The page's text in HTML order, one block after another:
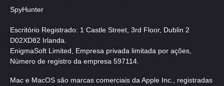
SpyHunter
Escritório Registrado: 1 Castle Street, 3rd Floor, Dublin 2
D02XD82 Irlanda.
EnigmaSoft Limited, Empresa privada limitada por ações,
Número de registro da empresa 597114.
Mac e MacOS são marcas comerciais da Apple Inc., registradas